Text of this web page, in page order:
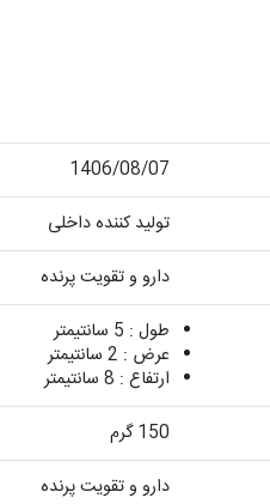
1406/08/07
تولید کننده داخلی
دارو و تقویت پرنده
طول : 5 سانتیمتر
عرض : 2 سانتیمتر
ارتفاع : 8 سانتیمتر
150 گرم
دارو و تقویت پرنده